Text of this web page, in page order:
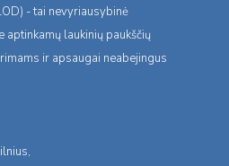
- tai nevyriausybinė
aptinkamų laukinių paukščių
ir apsaugai neabejingus